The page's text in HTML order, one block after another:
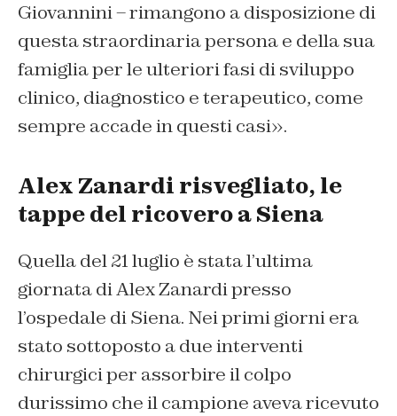
Giovannini – rimangono a disposizione di
questa straordinaria persona e della sua
famiglia per le ulteriori fasi di sviluppo
clinico, diagnostico e terapeutico, come
sempre accade in questi casi».
Alex Zanardi risvegliato, le
tappe del ricovero a Siena
Quella del 21 luglio è stata l’ultima
giornata di Alex Zanardi presso
l’ospedale di Siena. Nei primi giorni era
stato sottoposto a due interventi
chirurgici per assorbire il colpo
durissimo che il campione aveva ricevuto